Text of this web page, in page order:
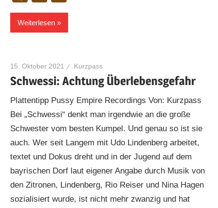
Weiterlesen
15. Oktober 2021 Kurzpass
Schwessi: Achtung Überlebensgefahr
Plattentipp Pussy Empire Recordings Von: Kurzpass
Bei „Schwessi“ denkt man irgendwie an die große
Schwester vom besten Kumpel. Und genau so ist sie
auch. Wer seit Langem mit Udo Lindenberg arbeitet,
textet und Dokus dreht und in der Jugend auf dem
bayrischen Dorf laut eigener Angabe durch Musik von
den Zitronen, Lindenberg, Rio Reiser und Nina Hagen
sozialisiert wurde, ist nicht mehr zwanzig und hat